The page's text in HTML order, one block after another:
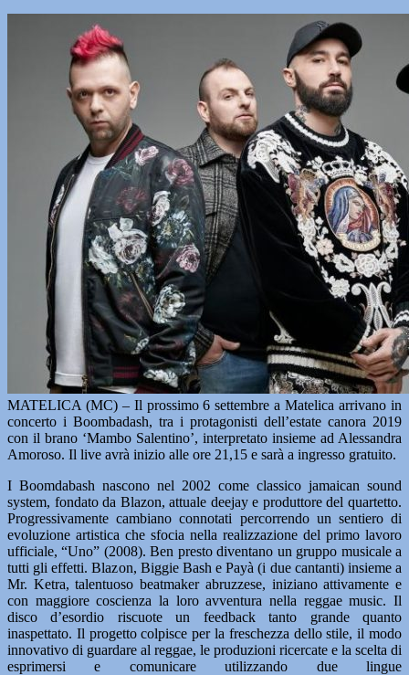
MATELICA (MC) – Il prossimo 6 settembre a Matelica arrivano in
concerto i Boombadash, tra i protagonisti dell’estate canora 2019
con il brano ‘Mambo Salentino’, interpretato insieme ad Alessandra
Amoroso. Il live avrà inizio alle ore 21,15 e sarà a ingresso gratuito.
I Boomdabash nascono nel 2002 come classico jamaican sound
system, fondato da Blazon, attuale deejay e produttore del quartetto.
Progressivamente cambiano connotati percorrendo un sentiero di
evoluzione artistica che sfocia nella realizzazione del primo lavoro
ufficiale, “Uno” (2008). Ben presto diventano un gruppo musicale a
tutti gli effetti. Blazon, Biggie Bash e Payà (i due cantanti) insieme a
Mr. Ketra, talentuoso beatmaker abruzzese, iniziano attivamente e
con maggiore coscienza la loro avventura nella reggae music. Il
disco d’esordio riscuote un feedback tanto grande quanto
inaspettato. Il progetto colpisce per la freschezza dello stile, il modo
innovativo di guardare al reggae, le produzioni ricercate e la scelta di
esprimersi e comunicare utilizzando due lingue